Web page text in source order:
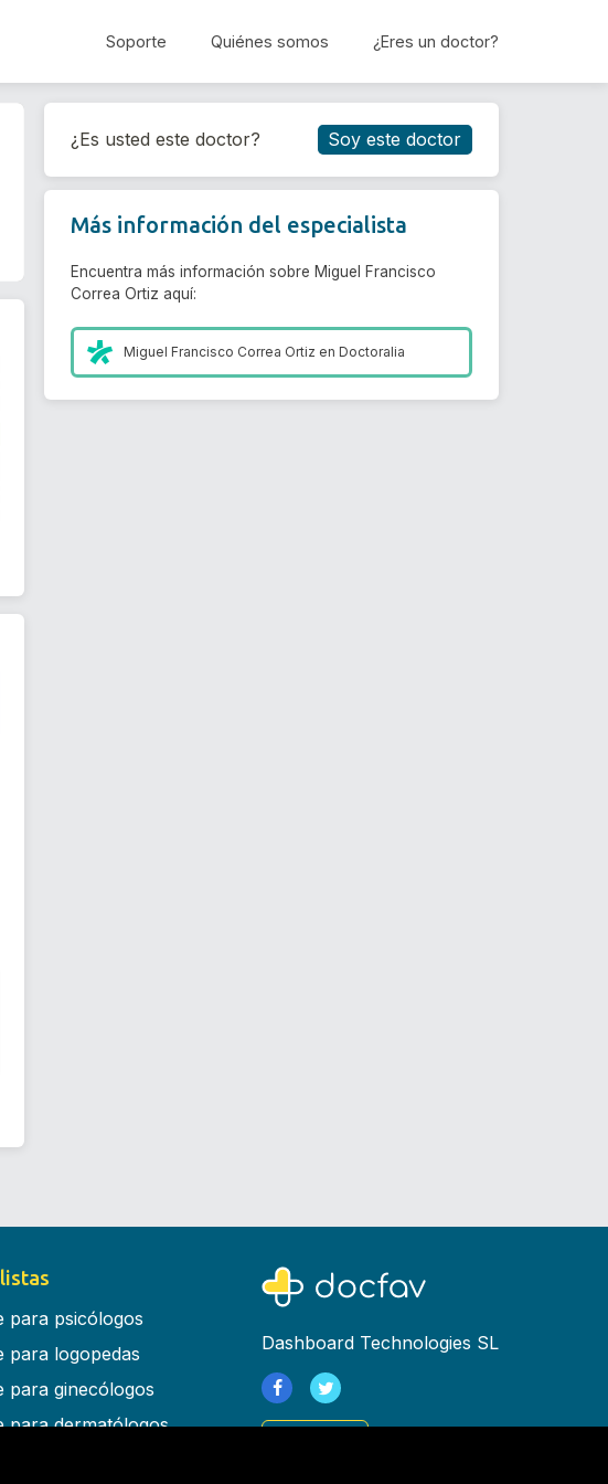
Soporte Quiénes somos ¿Eres un doctor?
Reservar cita
¿Es usted este doctor? Soy este doctor
Más información del especialista
Encuentra más información sobre Miguel Francisco
Correa Ortiz aquí:
Miguel Francisco Correa Ortiz enDoctoralia
para psicólogos
para logopedas
para ginecólogos
para dermatólogos
Dashboard Technologies SL